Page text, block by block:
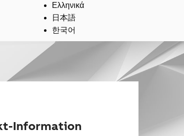
Ελληνικά
日本語
한국어
Information